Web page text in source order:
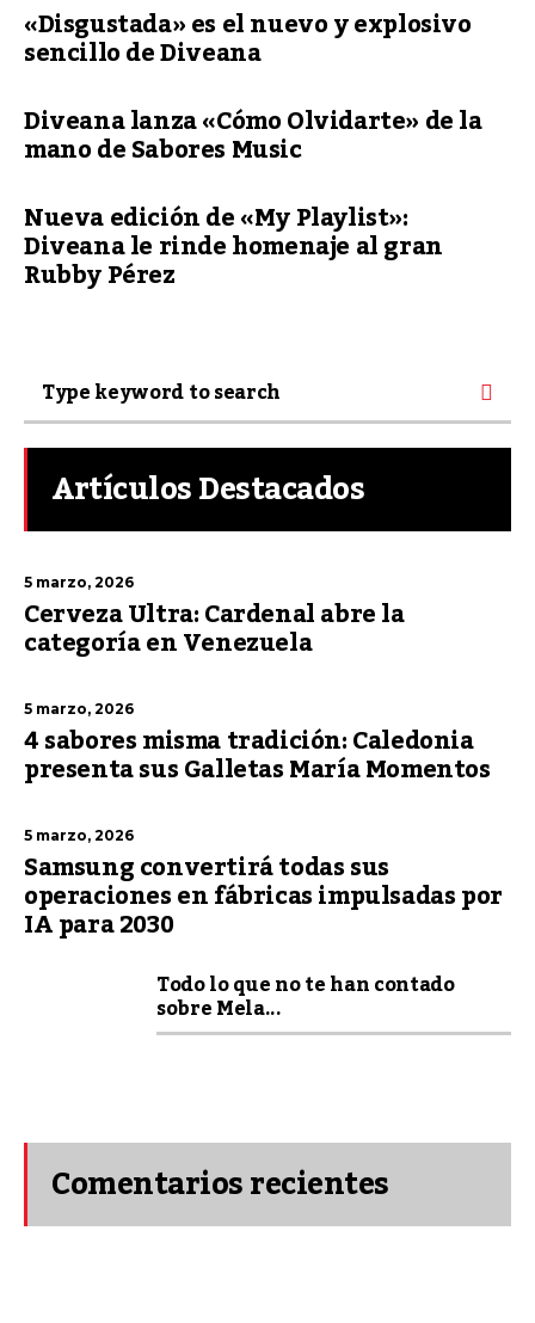
«Disgustada» es el nuevo y explosivo
sencillo de Diveana
Diveana lanza «Cómo Olvidarte» de la
mano de Sabores Music
Nueva edición de «My Playlist»:
Diveana le rinde homenaje al gran
Rubby Pérez
Artículos Destacados
5 marzo, 2026
Cerveza Ultra: Cardenal abre la
categoría en Venezuela
5 marzo, 2026
4 sabores misma tradición: Caledonia
presenta sus Galletas María Momentos
5 marzo, 2026
Samsung convertirá todas sus
operaciones en fábricas impulsadas por
IA para 2030
Todo lo que no te han contado
sobre Mela...
Comentarios recientes